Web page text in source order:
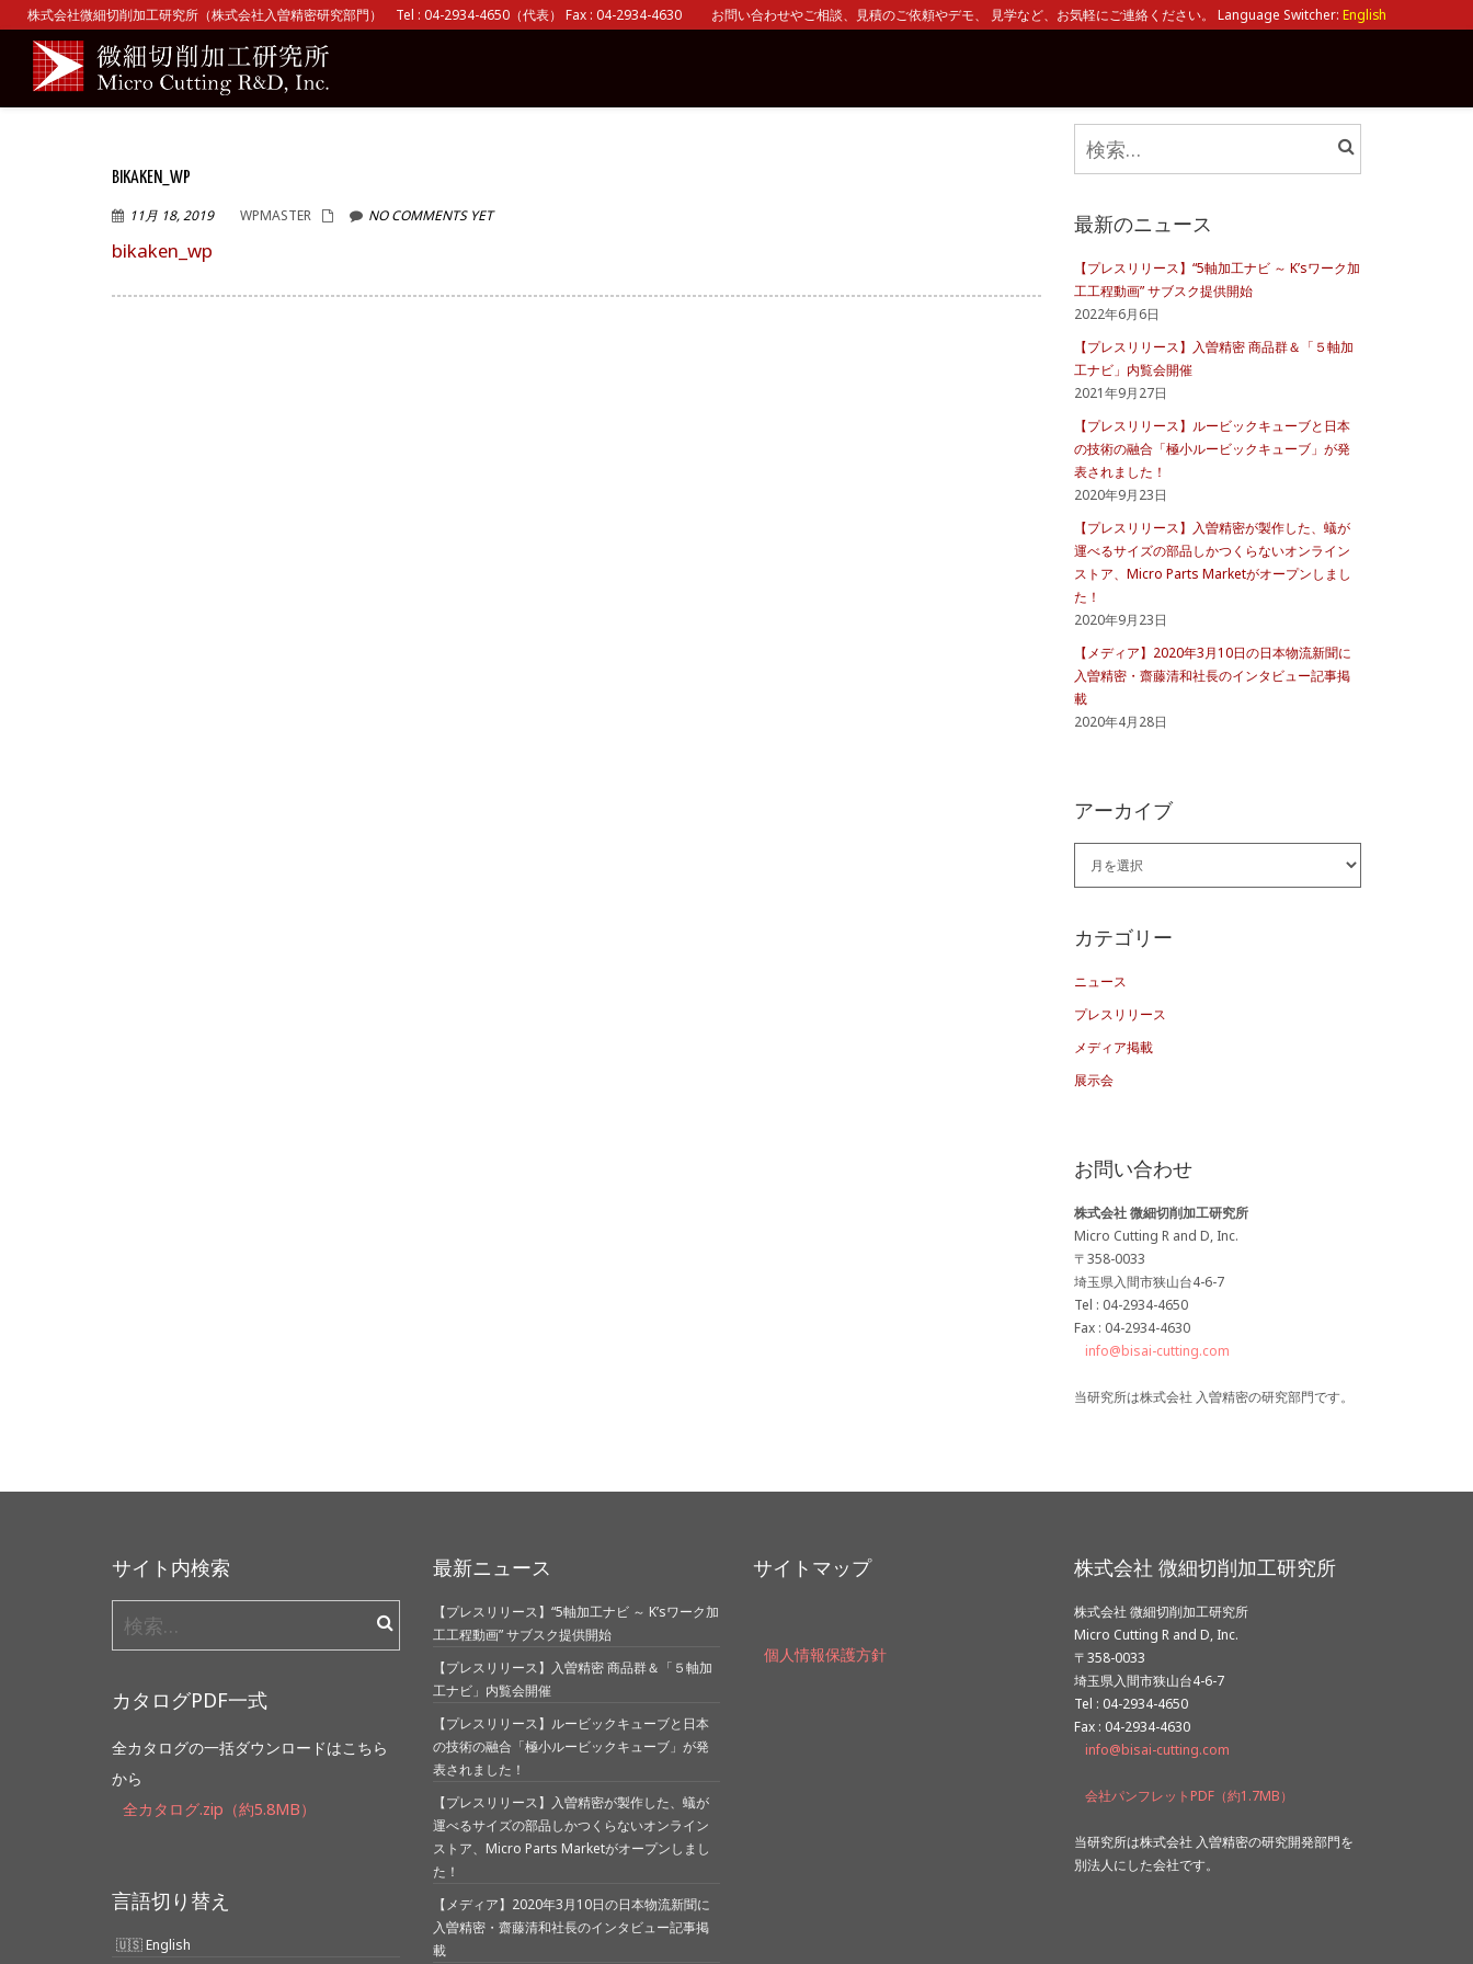
株式会社微細切削加工研究所（株式会社入曽精密研究部門） Tel : 04-2934-4650（代表） Fax : 04-2934-4630 お問い合わせやご相談、見積のご依頼やデモ、 見学など、お気軽にご連絡ください。 Language Switcher: English
BIKAKEN_WP
11月 18, 2019
WPMASTER NO COMMENTS YET
bikaken_wp
検
索:
最新のニュース
【プレスリリース】“5軸加工ナビ ～ K’sワーク加
工工程動画” サブスク提供開始
2022年6月6日
【プレスリリース】入曽精密 商品群＆「５軸加
工ナビ」内覧会開催
2021年9月27日
【プレスリリース】ルービックキューブと日本
の技術の融合「極小ルービックキューブ」が発
表されました！
2020年9月23日
【プレスリリース】入曽精密が製作した、蟻が
運べるサイズの部品しかつくらないオンライン
ストア、Micro Parts Marketがオープンしまし
た！
2020年9月23日
【メディア】2020年3月10日の日本物流新聞に
入曽精密・齋藤清和社長のインタビュー記事掲
載
2020年4月28日
アーカイブ
ー
カ
カテゴリー
ニュース
プレスリリース
メディア掲載
展示会
お問い合わせ
株式会社 微細切削加工研究所
Micro Cutting R and D, Inc.
〒358-0033
埼玉県入間市狭山台4-6-7
Tel : 04-2934-4650
Fax : 04-2934-4630
info@bisai-cutting.com
当研究所は株式会社 入曽精密の研究部門です。
サイト内検索
検
索:
カタログPDF一式
全カタログの一括ダウンロードはこちら
から
全カタログ.zip（約5.8MB）
言語切り替え
English
最新ニュース
【プレスリリース】“5軸加工ナビ ～ K’sワーク加
工工程動画” サブスク提供開始
【プレスリリース】入曽精密 商品群＆「５軸加
工ナビ」内覧会開催
【プレスリリース】ルービックキューブと日本
の技術の融合「極小ルービックキューブ」が発
表されました！
【プレスリリース】入曽精密が製作した、蟻が
運べるサイズの部品しかつくらないオンライン
ストア、Micro Parts Marketがオープンしまし
た！
【メディア】2020年3月10日の日本物流新聞に
入曽精密・齋藤清和社長のインタビュー記事掲
載
サイトマップ
個人情報保護方針
株式会社 微細切削加工研究所
株式会社 微細切削加工研究所
Micro Cutting R and D, Inc.
〒358-0033
埼玉県入間市狭山台4-6-7
Tel : 04-2934-4650
Fax : 04-2934-4630
info@bisai-cutting.com
会社パンフレットPDF（約1.7MB）
当研究所は株式会社 入曽精密の研究開発部門を
別法人にした会社です。